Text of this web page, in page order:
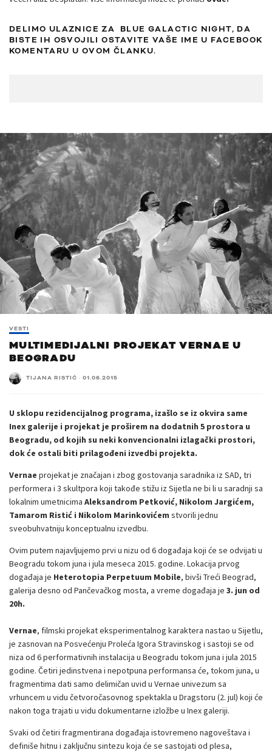
DELIMO ULAZNICE ZA BLUE GALACTIC NIGHT, DA
BISTE IH OSVOJILI OSTAVITE VAŠE IME U FACEBOOK
KOMENTARU U OVOM ČLANKU.
VESTI
MULTIMEDIJALNI PROJEKAT VERNAE U
BEOGRADU
TIJANA RISTIĆ · 01.06.2015
U sklopu rezidencijalnog programa, izašlo se iz okvira same
Inex galerije i projekat je proširem na dodatnih 5 prostora u
Beogradu, od kojih su neki konvencionalni izlagački prostori,
dok će ostali biti prilagođeni izvedbi projekta.
Vernae projekat je značajan i zbog gostovanja saradnika iz SAD, tri
performera i 3 skultpora koji takođe stižu iz Sijetla ne bi li u saradnji sa
lokalnim umetnicima Aleksandrom Petković, Nikolom Jargićem,
Tamarom Ristić i Nikolom Marinkovićem stvorili jednu
sveobuhvatniju konceptualnu izvedbu.
Ovim putem najavljujemo prvi u nizu od 6 događaja koji će se odvijati u
Beogradu tokom juna i jula meseca 2015. godine. Lokacija prvog
događaja je Heterotopia Perpetuum Mobile, bivši Treći Beograd,
galerija desno od Pančevačkog mosta, a vreme događaja je 3. jun od
20h.
Vernae, filmski projekat eksperimentalnog karaktera nastao u Sijetlu,
je zasnovan na Posvećenju Proleća Igora Stravinskog i sastoji se od
niza od 6 performativnih instalacija u Beogradu tokom juna i jula 2015
godine. Četiri jedinstvena i nepotpuna performansa će, tokom juna, u
fragmentima dati samo delimičan uvid u Vernae univezum sa
vrhuncem u vidu četvoročasovnog spektakla u Dragstoru (2. jul) koji će
nakon toga trajati u vidu dokumentarne izložbe u Inex galeriji.
Svaki od četiri fragmentirana događaja istovremeno nagoveštava i
definiše hitnu i zaključnu sintezu koja će se sastojati od plesa,